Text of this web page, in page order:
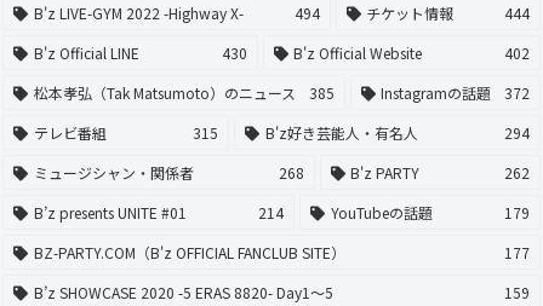
B'z LIVE-GYM 2022 -Highway X-
494 チケット情報
444
B'z Official LINE
430 B'z Official Website
402
松本孝弘（Tak Matsumoto）のニュース
385 Instagramの話題
372
テレビ番組
315 B'z好き芸能人・有名人
294
ミュージシャン・関係者
268 B'z PARTY
262
B’z presents UNITE #01
214 YouTubeの話題
179
BZ-PARTY.COM（B'z OFFICIAL FANCLUB SITE）
177
B’z SHOWCASE 2020 -5 ERAS 8820- Day1〜5
159